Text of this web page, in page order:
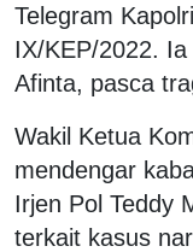
Telegram
IX/KEP/2022.
Afinta, pasca
Wakil Ketua
mendengar
Irjen Pol Teddy
terkait kasus